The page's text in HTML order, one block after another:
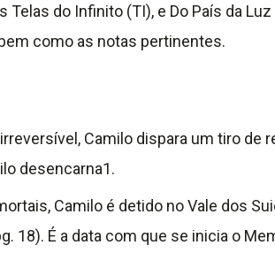
do Infinito (TI), e Do País da Luz
como as notas pertinentes.
Camilo dispara um tiro de
desencarna1.
Camilo é detido no Vale dos
18). É a data com que se inicia o